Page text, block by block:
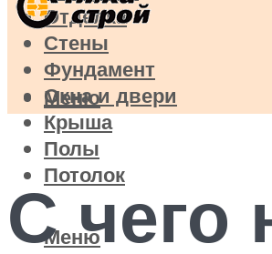
Отделка
Стены
Фундамент
Окна и двери
Крыша
Полы
Потолок
Меню
Меню
С чего